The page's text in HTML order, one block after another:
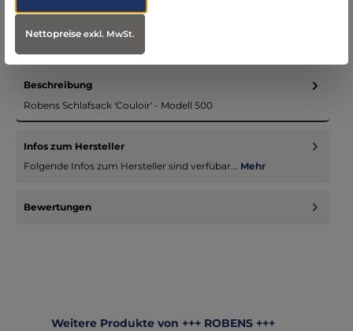
Beschreibung
Robens Schlafsack 'Couloir' - Modell 500
Infos zum Hersteller
Folgende Infos zum Hersteller sind verfübar... Mehr
Bewertungen
Produktgalerie überspringen
Weitere Produkte von +++ ROBENS +++
Nettopreiseexkl. MwSt.